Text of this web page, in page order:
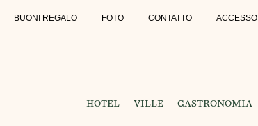
BUONI REGALO FOTO CONTATTO ACCESSO
HOTEL VILLE GASTRONOMIA